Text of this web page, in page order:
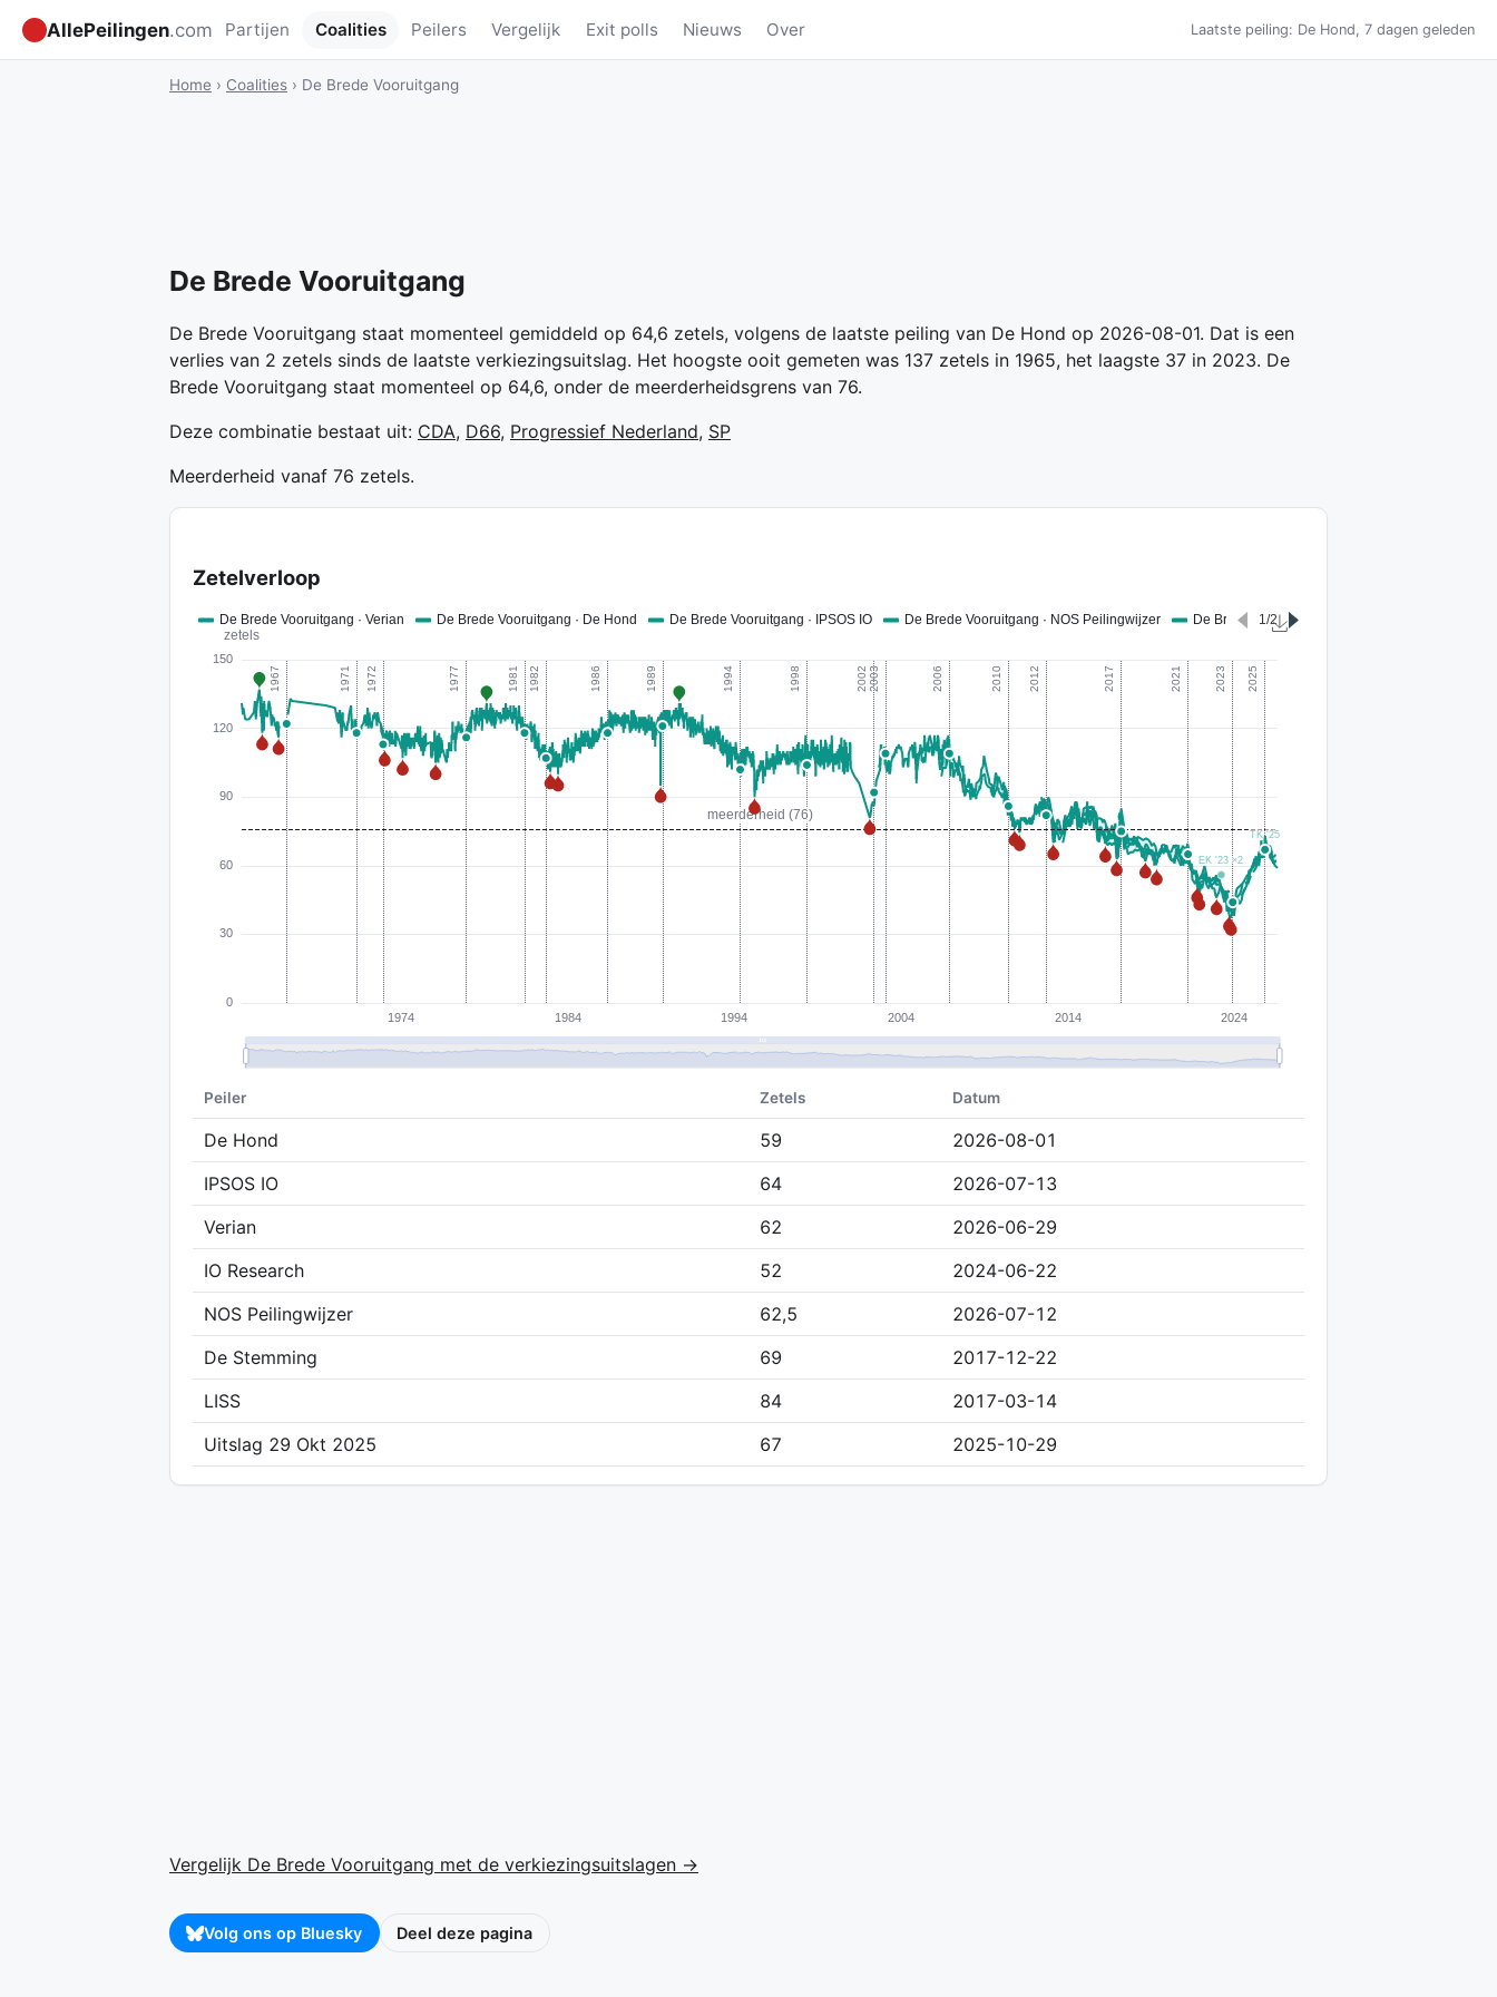
AllePeilingen.com Partijen Coalities Peilers Vergelijk Exit polls Nieuws Over Laatste peiling: De Hond, 7 dagen geleden
Home › Coalities › De Brede Vooruitgang
De Brede Vooruitgang
De Brede Vooruitgang staat momenteel gemiddeld op 64,6 zetels, volgens de laatste peiling van De Hond op 2026-08-01. Dat is een
verlies van 2 zetels sinds de laatste verkiezingsuitslag. Het hoogste ooit gemeten was 137 zetels in 1965, het laagste 37 in 2023. De
Brede Vooruitgang staat momenteel op 64,6, onder de meerderheidsgrens van 76.
Deze combinatie bestaat uit: CDA, D66, Progressief Nederland, SP
Meerderheid vanaf 76 zetels.
Zetelverloop
Peiler Zetels Datum
De Hond 59
2026-08-01
IPSOS IO
64
2026-07-13
Verian
62
2026-06-29
IO Research
52
2024-06-22
NOS Peilingwijzer
62,5
2026-07-12
De Stemming
69
2017-12-22
LISS
84
2017-03-14
Uitslag 29 Okt 2025
67 2025-10-29
Vergelijk De Brede Vooruitgang met de verkiezingsuitslagen →
Volg ons op Bluesky Deel deze pagina